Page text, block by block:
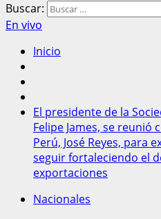
Buscar:
En vivo
Inicio
El presidente de la
Felipe James, se
Perú, José Reyes, para
seguir fortaleciendo el
exportaciones
Nacionales